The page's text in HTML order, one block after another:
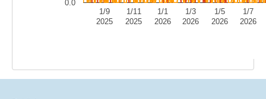
1/9
2025
1/11
2025
1/1
2026
1/3
2026
1/5
2026
1/7
2026
0.0